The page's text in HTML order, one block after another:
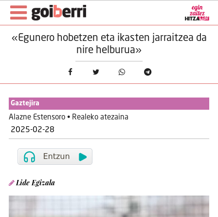
«Egunero hobetzen eta ikasten jarraitzea da
nire helburua»
Gaztejira
Alazne Estensoro • Realeko atezaina
2025-02-28
Lide Egizala